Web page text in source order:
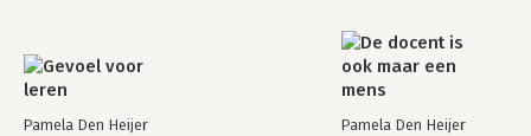
Pamela Den Heijer Pamela Den Heijer